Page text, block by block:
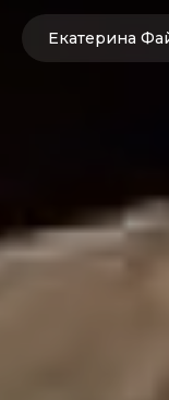
Екатерина